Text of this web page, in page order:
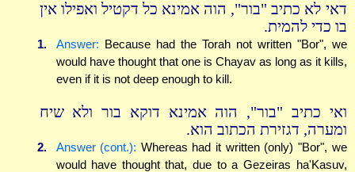
דאי לא כתיב "בור", הוה אמינא כל דקטיל ואפילו אין
בו כדי להמית.
1. Answer: Because had the Torah not written "Bor", we
would have thought that one is Chayav as long as it kills,
even if it is not deep enough to kill.
ואי כתיב "בור", הוה אמינא דוקא בור ולא שיח
ומערה, דגזירת הכתוב הוא.
2. Answer (cont.): Whereas had it written (only) "Bor", we
would have thought that, due to a Gezeiras ha'Kasuv,